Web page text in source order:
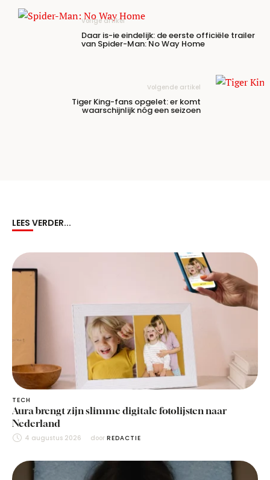
Vorige artikel
Daar is-ie eindelijk: de eerste officiële trailer
van Spider-Man: No Way Home
Volgende artikel
Tiger King-fans opgelet: er komt
waarschijnlijk nóg een seizoen
LEES VERDER...
TECH
Aura brengt zijn slimme digitale fotolijsten naar
Nederland
4 augustus 2026 door REDACTIE